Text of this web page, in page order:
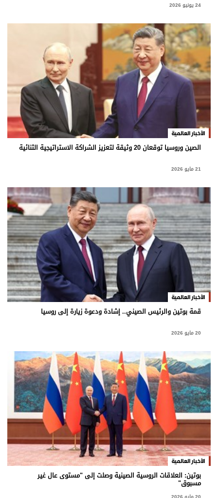
24 يونيو 2026
الأخبار العالمية
الصين وروسيا توقعان 20 وثيقة لتعزيز الشراكة الاستراتيجية الثنائية
21 مايو 2026
الأخبار العالمية
قمة بوتين والرئيس الصيني.. إشادة ودعوة زيارة إلى روسيا
20 مايو 2026
الأخبار العالمية
بوتين: العلاقات الروسية الصينية وصلت إلى "مستوى عال غير
مسبوق"